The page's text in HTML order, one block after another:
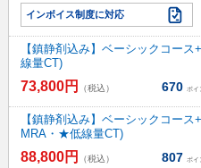
インボイス制度に対応
【鎮静剤込み】ベーシックコー
線量CT)
73,800円 （税込） 670 ポイ
【鎮静剤込み】ベーシックコー
MRA・★低線量CT)
88,800円 （税込） 807 ポイ